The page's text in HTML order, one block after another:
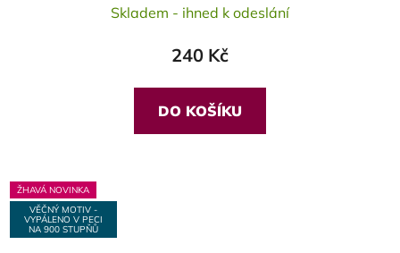
Skladem - ihned k odeslání
240 Kč
DO KOŠÍKU
ŽHAVÁ NOVINKA
VĚČNÝ MOTIV -
VYPÁLENO V PECI
NA 900 STUPŇŮ